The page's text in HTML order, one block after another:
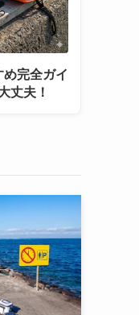
完全ガイ
丈夫！